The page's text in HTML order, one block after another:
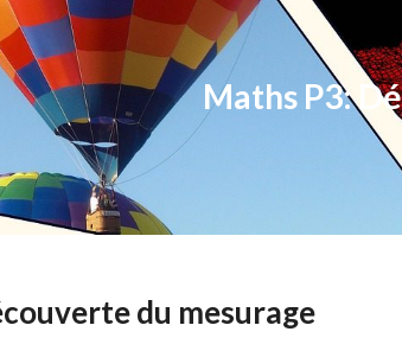
Maths P3:
du mesurage